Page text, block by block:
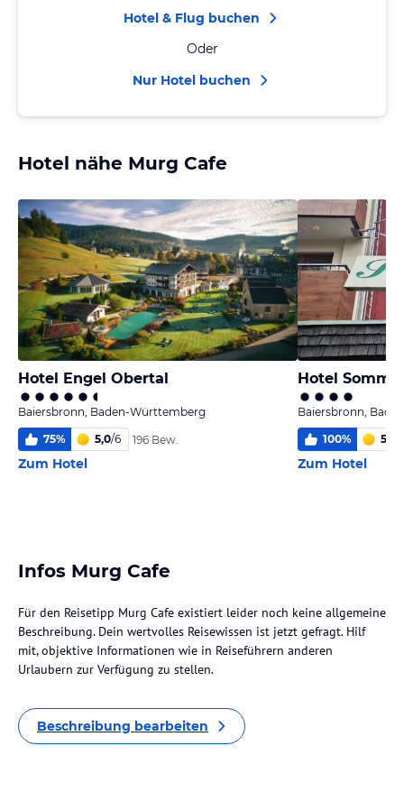
Hotel & Flug buchen
Oder
Nur Hotel buchen
Hotel nähe Murg Cafe
Hotel Engel Obertal
Baiersbronn, Baden-Württemberg
75% 5,0/6 196 Bew.
Zum Hotel
Hotel
Baiersbronn,
100% 5,9
Zum Hotel
Infos Murg Cafe
Für den Reisetipp Murg Cafe existiert leider noch keine allgemeine
Beschreibung. Dein wertvolles Reisewissen ist jetzt gefragt. Hilf
mit, objektive Informationen wie in Reiseführern anderen
Urlaubern zur Verfügung zu stellen.
Beschreibung bearbeiten